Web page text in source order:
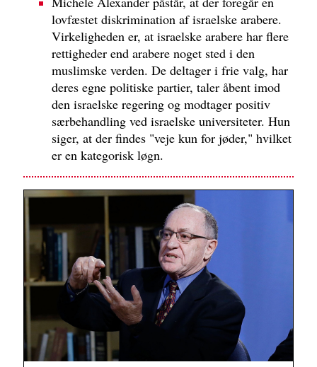
lovfæstet diskrimination af israelske arabere.
Virkeligheden er, at israelske arabere har flere
rettigheder end arabere noget sted i den
muslimske verden. De deltager i frie valg, har
deres egne politiske partier, taler åbent imod
den israelske regering og modtager positiv
særbehandling ved israelske universiteter. Hun
siger, at der findes "veje kun for jøder," hvilket
er en kategorisk løgn.